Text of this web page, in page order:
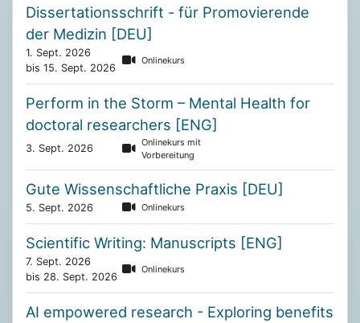
Dissertationsschrift - für Promovierende
der Medizin [DEU]
1. Sept. 2026
bis 15. Sept. 2026
Onlinekurs
Perform in the Storm – Mental Health for
doctoral researchers [ENG]
3. Sept. 2026
Onlinekurs mit
Vorbereitung
Gute Wissenschaftliche Praxis [DEU]
5. Sept. 2026 Onlinekurs
Scientific Writing: Manuscripts [ENG]
7. Sept. 2026
bis 28. Sept. 2026
Onlinekurs
AI empowered research - Exploring benefits